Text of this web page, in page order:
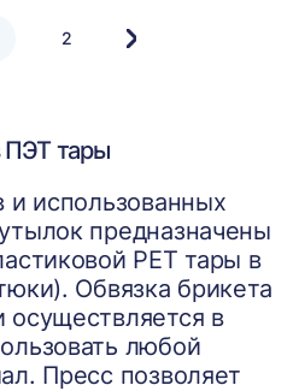
2
Следующая
ПЭТ тары
и использованных
предназначены
PET тары в
Обвязка брикета
в
любой
Пресс позволяет